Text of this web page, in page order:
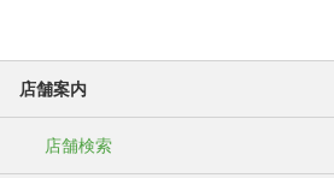
店舗案内
店舗検索